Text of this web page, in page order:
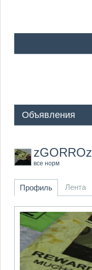
Объявления
zGORROz
все норм
Профиль Лента